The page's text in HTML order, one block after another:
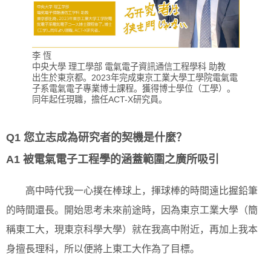
李 恆
中央大學 理工學部 電氣電子資訊通信工程學科 助教
出生於東京都。2023年完成東京工業大學工學院電氣電
子系電氣電子專業博士課程。獲得博士學位（工學）。
同年起任現職，擔任ACT-X研究員。
Q1 您立志成為研究者的契機是什麼？
A1 被電氣電子工程學的涵蓋範圍之廣所吸引
高中時代我一心撲在棒球上，揮球棒的時間遠比握鉛筆
的時間還長。開始思考未來前途時，因為東京工業大學（簡
稱東工大，現東京科學大學）就在我高中附近，再加上我本
身擅長理科，所以便將上東工大作為了目標。